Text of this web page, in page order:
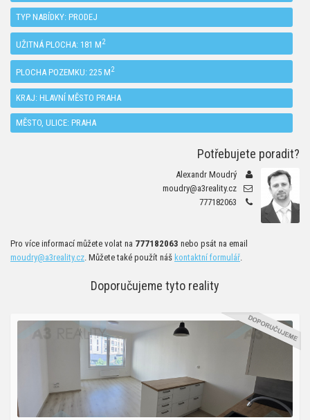
TYP NABÍDKY: PRODEJ
UŽITNÁ PLOCHA: 181 M2
PLOCHA POZEMKU: 225 M2
KRAJ: HLAVNÍ MĚSTO PRAHA
MĚSTO, ULICE: PRAHA
Potřebujete poradit?
Alexandr Moudrý
moudry@a3reality.cz
777182063
Pro více informací můžete volat na 777182063 nebo psát na email
moudry@a3reality.cz . Můžete také použít náš kontaktní formulář
Doporučujeme tyto reality